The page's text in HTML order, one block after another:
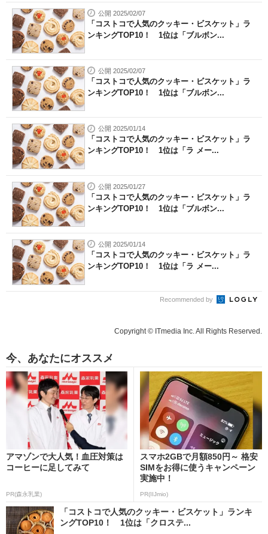
公開 2025/02/07
「コストコで人気のクッキー・ビスケット」ラ
ンキングTOP10！ 1位は「ブルボン...
公開 2025/02/07
「コストコで人気のクッキー・ビスケット」ラ
ンキングTOP10！ 1位は「ブルボン...
公開 2025/01/14
「コストコで人気のクッキー・ビスケット」ラ
ンキングTOP10！ 1位は「ラ メー...
公開 2025/01/27
「コストコで人気のクッキー・ビスケット」ラ
ンキングTOP10！ 1位は「ブルボン...
公開 2025/01/14
「コストコで人気のクッキー・ビスケット」ラ
ンキングTOP10！ 1位は「ラ メー...
Recommended by
Copyright © ITmedia Inc. All Rights Reserved.
今、あなたにオススメ
アマゾンで大人気！血圧対策は
コーヒーに足してみて
PR(森永乳業)
スマホ2GBで月額850円～ 格安
SIMをお得に使うキャンペーン
実施中！
PR(IIJmio)
「コストコで人気のクッキー・ビスケット」ランキ
ングTOP10！ 1位は「クロステ...